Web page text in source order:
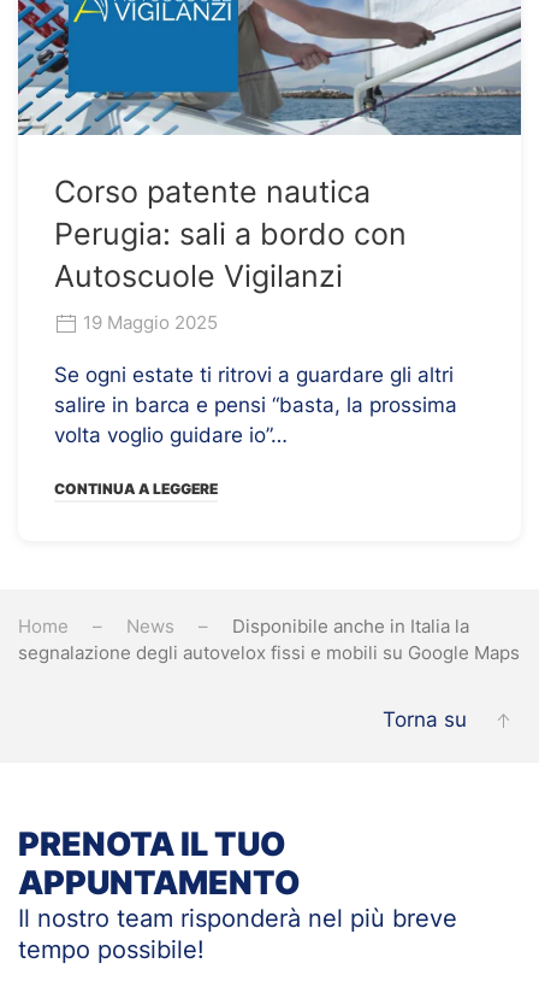
Corso patente nautica
Perugia: sali a bordo con
Autoscuole Vigilanzi
19 Maggio 2025
Se ogni estate ti ritrovi a guardare gli altri
salire in barca e pensi “basta, la prossima
volta voglio guidare io”…
CONTINUA A LEGGERE
Home News
Disponibile anche in Italia la
segnalazione degli autovelox fissi e mobili su Google Maps
Torna su
PRENOTA IL TUO
APPUNTAMENTO
Il nostro team risponderà nel più breve
tempo possibile!